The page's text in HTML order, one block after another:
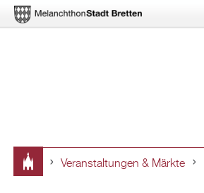
Veranstaltungen & Märkte